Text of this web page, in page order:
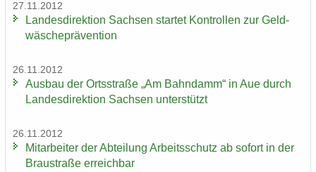
27.11.2012
Lan­des­di­rek­ti­on Sach­sen star­tet Kon­trol­len zur Geld­
wä­sche­prä­ven­ti­on
26.11.2012
Aus­bau der Orts­stra­ße „Am Bahn­damm“ in Aue durch
Lan­des­di­rek­ti­on Sach­sen un­ter­stützt
26.11.2012
Mit­ar­bei­ter der Ab­tei­lung Ar­beits­schutz ab so­fort in der
Brau­stra­ße er­reich­bar